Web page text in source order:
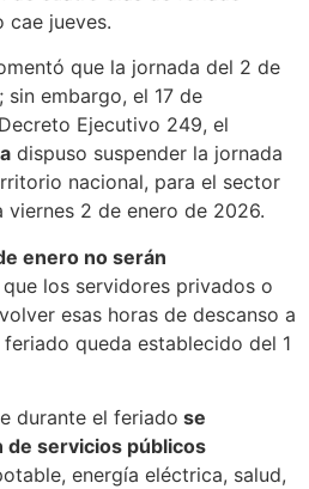
cae jueves.
que la jornada del 2 de
sin embargo, el 17 de
Ejecutivo 249, el
dispuso suspender la jornada
nacional, para el sector
2 de enero de 2026.
enero no serán
los servidores privados o
esas horas de descanso a
queda establecido del 1
durante el feriado se
de servicios públicos
energía eléctrica, salud,